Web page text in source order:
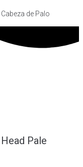
de Palo
Pale